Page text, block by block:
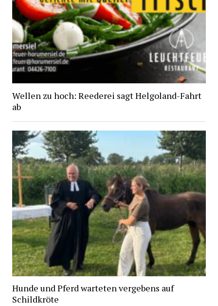
Wellen zu hoch: Reederei sagt Helgoland-Fahrt
ab
Hunde und Pferd warteten vergebens auf
Schildkröte